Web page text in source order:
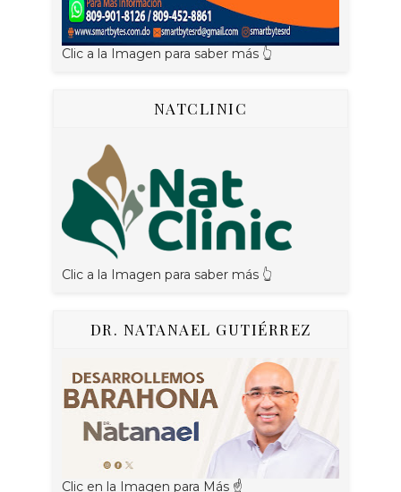
Clic a la Imagen para saber más 👆
NATCLINIC
Clic a la Imagen para saber más 👆
DR. NATANAEL GUTIÉRREZ
Clic en la Imagen para Más ☝